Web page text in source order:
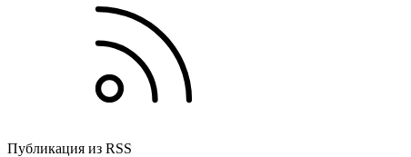
Публикация из RSS